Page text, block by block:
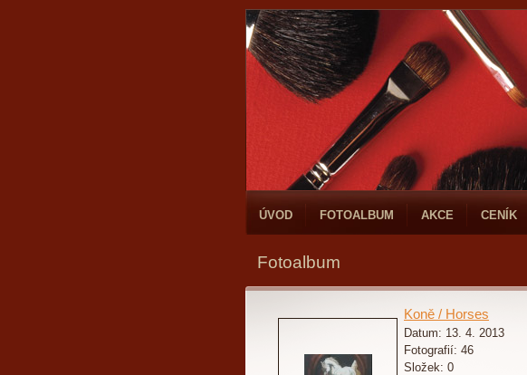
ÚVOD FOTOALBUM AKCE CENÍK
Fotoalbum
Koně / Horses
Datum: 13. 4. 2013
Fotografií: 46
Složek: 0